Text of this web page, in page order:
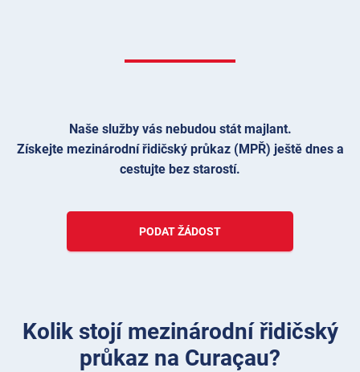
Naše služby vás nebudou stát majlant.
Získejte mezinárodní řidičský průkaz (MPŘ) ještě dnes a
cestujte bez starostí.
PODAT ŽÁDOST
Kolik stojí mezinárodní řidičský
průkaz na Curaçau?